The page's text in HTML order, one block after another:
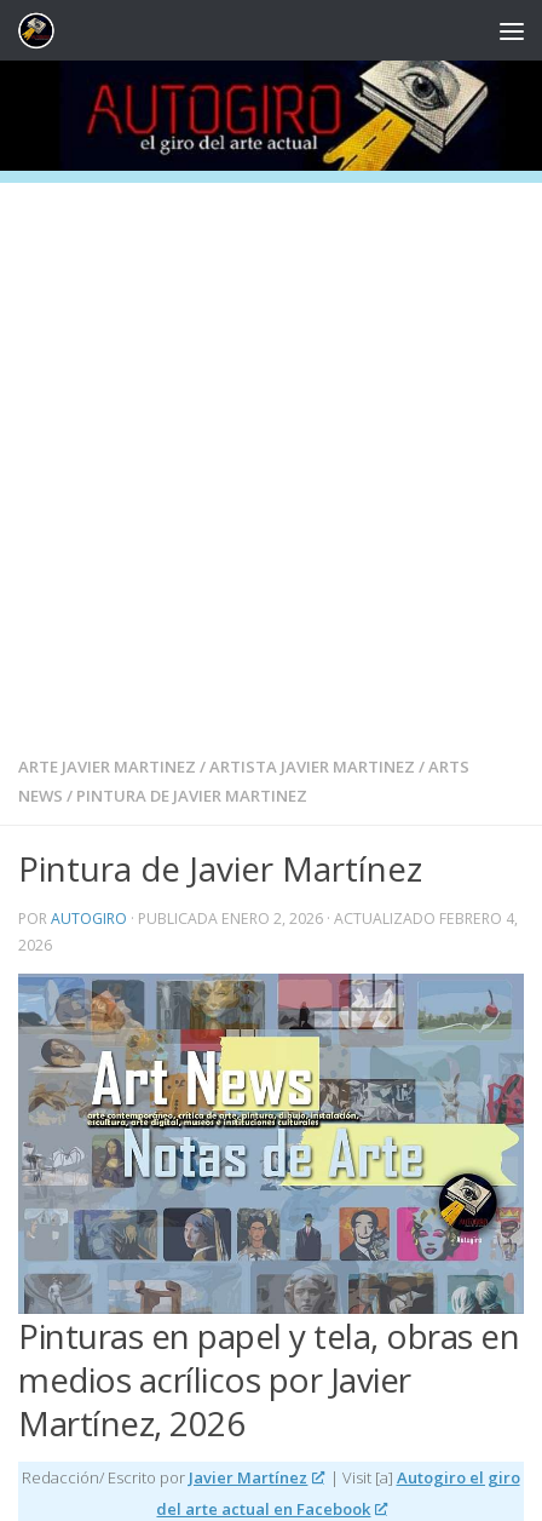
Saltar al contenido
ARTE JAVIER MARTINEZ /ARTISTA JAVIER MARTINEZ /ARTS
NEWS / PINTURA DE JAVIER MARTINEZ
Pintura de Javier Martínez
PORAUTOGIRO · PUBLICADA ENERO 2, 2026 · ACTUALIZADO FEBRERO 4,
2026
Pinturas en papel y tela, obras en
medios acrílicos por Javier
Martínez, 2026
Redacción/ Escrito por Javier Martínez | Visit [a] Autogiro el giro
del arte actual en Facebook